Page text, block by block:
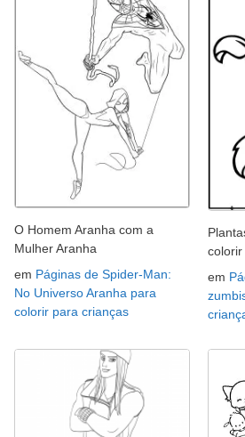
O Homem Aranha com a
Mulher Aranha
em Páginas de Spider-Man:
No Universo Aranha para
colorir para crianças
em